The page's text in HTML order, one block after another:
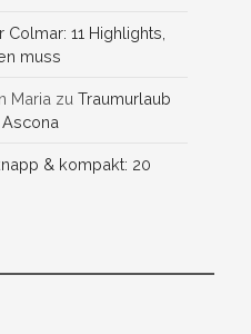
Colmar: 11 Highlights,
muss
Maria zuTraumurlaub
Ascona
& kompakt: 20